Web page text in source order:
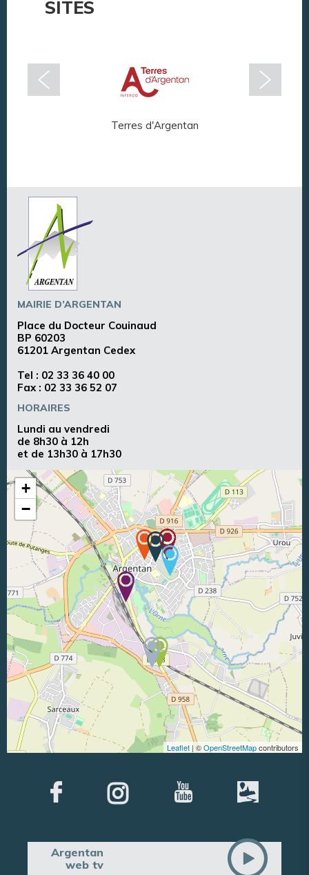
SITES
Terres d'Argentan
MAIRIE D’ARGENTAN
Place du Docteur Couinaud
BP 60203
61201 Argentan Cedex
Tel : 02 33 36 40 00
Fax : 02 33 36 52 07
HORAIRES
Lundi au vendredi
de 8h30 à 12h
et de 13h30 à 17h30
+
−
Leaflet | ©OpenStreetMapcontributors
Argentan
web tv